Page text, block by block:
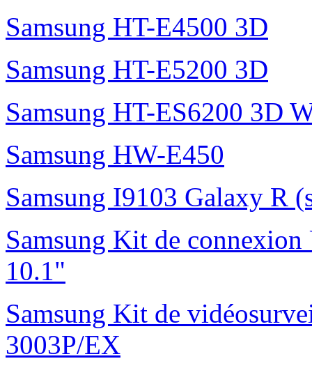
Samsung HT-E4500 3D
Samsung HT-E5200 3D
Samsung HT-ES6200 3D
Samsung HW-E450
Samsung I9103 Galaxy R
Samsung Kit de
10.1"
Samsung Kit de
3003P/EX